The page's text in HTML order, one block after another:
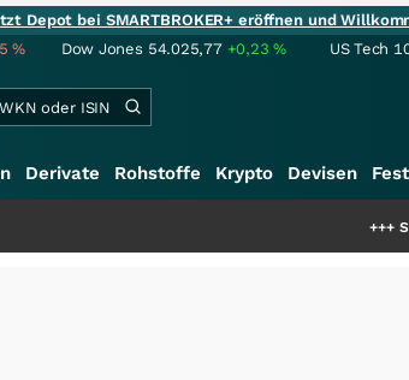
Depot bei SMARTBROKER+ eröffnen und
% Dow Jones 54.025,77 +0,23% US Tech
Derivate Rohstoffe Krypto Devisen
Schwere